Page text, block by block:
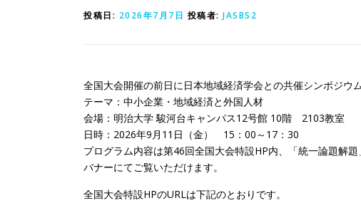
投稿日: 2026年7月7日 投稿者: JASBS2
全国大会開催の前日に日本地域経済学会との共催シンポジウ
テーマ：中小企業・地域経済と外国人材
会場：明治大学 駿河台キャンパス12号館 10階 2103教室
日時：2026年9月11日（金） 15：00～17：30
プログラム内容は第46回全国大会特設HP内、「統一論題解
バナーにてご覧いただけます。
全国大会特設HPのURLは下記のとおりです。